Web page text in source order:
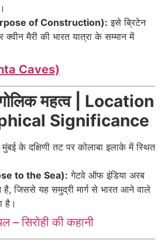
of Construction): इसे ब्रिटेन
मैरी की भारत यात्रा के सम्मान में
Caves)
महत्व | Location
Significance
मुंबई के दक्षिणी तट पर कोलाबा इलाके में स्थित
to the Sea): गेटवे ऑफ इंडिया अरब
है, जिससे यह समुद्री मार्ग से भारत आने वाले
है।
– सिरोही की कहानी